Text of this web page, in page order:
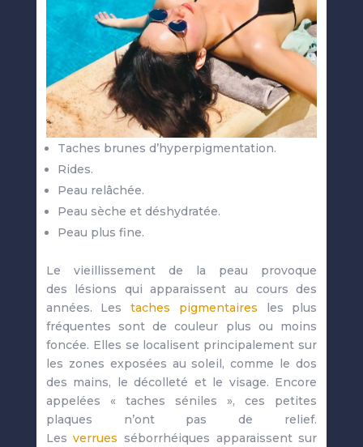
Taches brunes d’hyperpigmentation.
Rides.
Peau relâchée.
Peau sèche et déshydratée.
Peau plus fine.
Le vieillissement de la peau provoque
des lésions qui apparaissent au cours des
années. Lestaches pigmentaires les plus
fréquentes sont de couleur plus ou moins
foncée. Elles se localisent principalement sur
les zones exposées au soleil, comme le dos
des mains, le décolleté et le visage. Encore
appelées « taches séniles », ces petites
plaques n’ont pas de relief.
Lesverrues séborrhéiques apparaissent sur